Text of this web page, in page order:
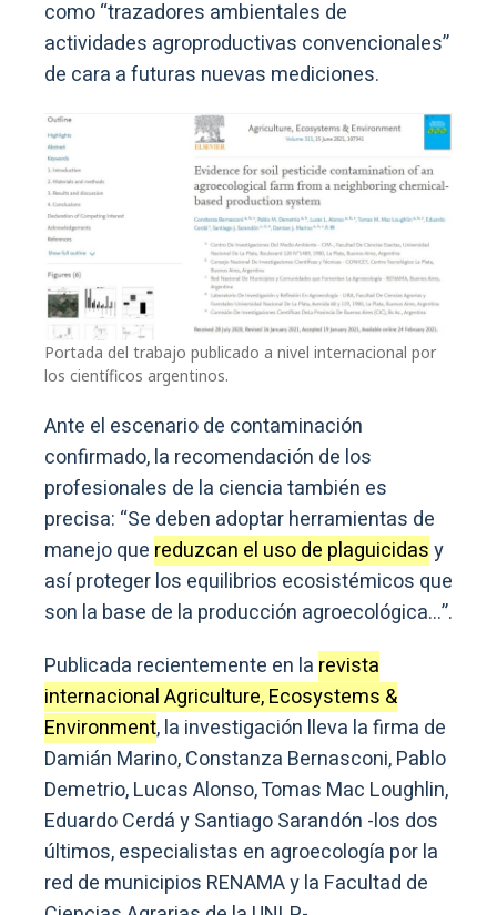
como “trazadores ambientales de
actividades agroproductivas convencionales”
de cara a futuras nuevas mediciones.
Portada del trabajo publicado a nivel internacional por
los científicos argentinos.
Ante el escenario de contaminación
confirmado, la recomendación de los
profesionales de la ciencia también es
precisa: “Se deben adoptar herramientas de
manejo que reduzcan el uso de plaguicidasy
así proteger los equilibrios ecosistémicos que
son la base de la producción agroecológica…”.
Publicada recientemente en la revista
internacional Agriculture, Ecosystems &
Environment, la investigación lleva la firma de
Damián Marino, Constanza Bernasconi, Pablo
Demetrio, Lucas Alonso, Tomas Mac Loughlin,
Eduardo Cerdá y Santiago Sarandón -los dos
últimos, especialistas en agroecología por la
red de municipios RENAMA y la Facultad de